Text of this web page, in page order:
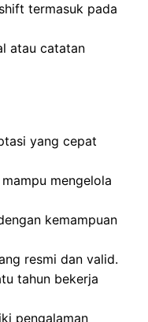
termasuk pada
atau catatan
yang cepat
mengelola
kemampuan
resmi dan valid.
tahun bekerja
pengalaman